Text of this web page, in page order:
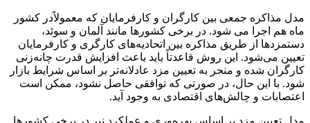
مدل مذاکره جمعی بین کارگران و کارفرمایان که معمولاً‌در کشور
ماه هم اجرا می شود. در برخی کشورها مانند آلمان و سوئد،
دستمزدها از طریق مذاکره بین اتحادیه‌های کارگری و کارفرمایان
تعیین می‌شود. این روش قاعدتاً‌ باید باعث افزایش قدرت چانه‌زنی
کارگران شده و منجر به تعیین مزد عادلانه‌تر بر اساس شرایط بازار
شود. با این حال، در صورتی که توافقی حاصل نشود، ممکن است
اعتصابات و چالش‌های اقتصادی به وجود آید.
مدل تعیین مزد بر اساس بهره‌وری و عملکرد نیر در برخی کشورها